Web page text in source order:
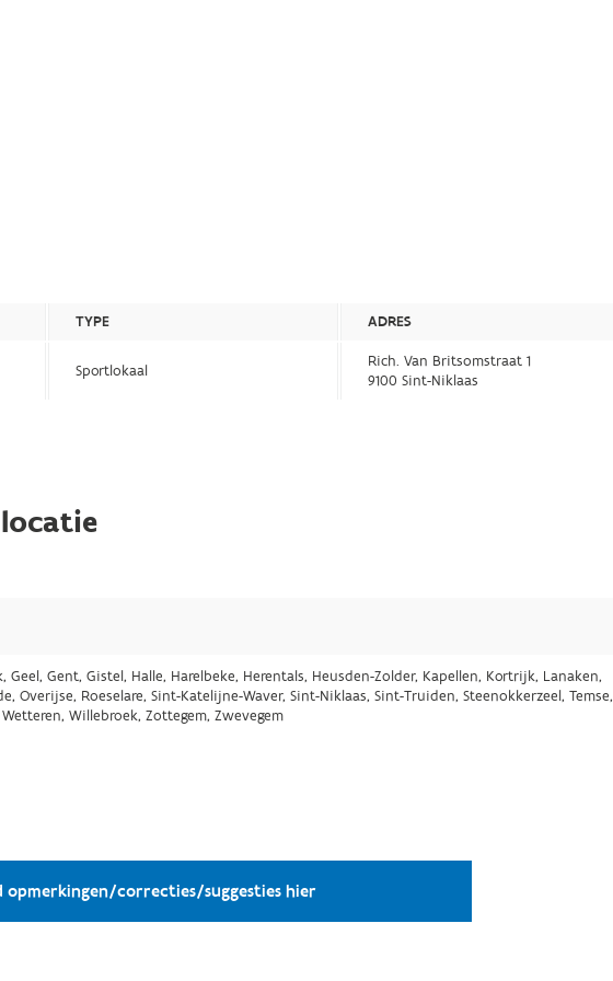
TYPE ADRES
Sportlokaal
Rich. Van Britsomstraat 1
9100 Sint-Niklaas
Gent, Gistel, Halle, Harelbeke, Herentals, Heusden-Zolder, Kapellen, Kortrijk, Lanaken,
Overijse, Roeselare, Sint-Katelijne-Waver, Sint-Niklaas, Sint-Truiden, Steenokkerzeel, Temse,
Willebroek, Zottegem, Zwevegem
opmerkingen/correcties/suggesties hier